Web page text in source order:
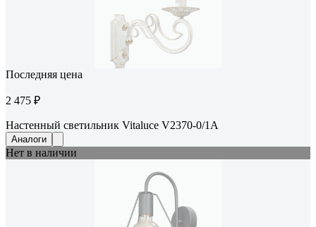
Последняя цена
2 475 ₽
Настенный светильник Vitaluce V2370-0/1A
Аналоги
Нет в наличии